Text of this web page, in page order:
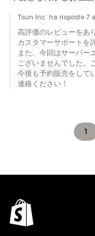
Tsun Inc. ha risposto 7
高評価のレビューをあ
カスタマーサポートを
また、今回はサーバー
ございませんでした。
今後も予約販売をして
連絡ください！
1